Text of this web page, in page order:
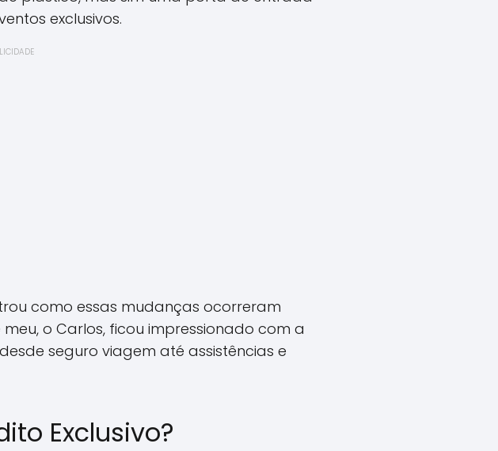
exclusivos.
como essas mudanças ocorreram
o Carlos, ficou impressionado com a
seguro viagem até assistências e
Exclusivo?